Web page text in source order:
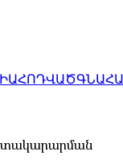
ՀՈԴՎԱԾ